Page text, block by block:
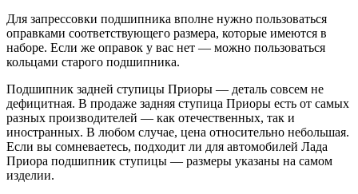
Для запрессовки подшипника вполне нужно пользоваться
оправками соответствующего размера, которые имеются в
наборе. Если же оправок у вас нет — можно пользоваться
кольцами старого подшипника.
Подшипник задней ступицы Приоры — деталь совсем не
дефицитная. В продаже задняя ступица Приоры есть от самых
разных производителей — как отечественных, так и
иностранных. В любом случае, цена относительно небольшая.
Если вы сомневаетесь, подходит ли для автомобилей Лада
Приора подшипник ступицы — размеры указаны на самом
изделии.